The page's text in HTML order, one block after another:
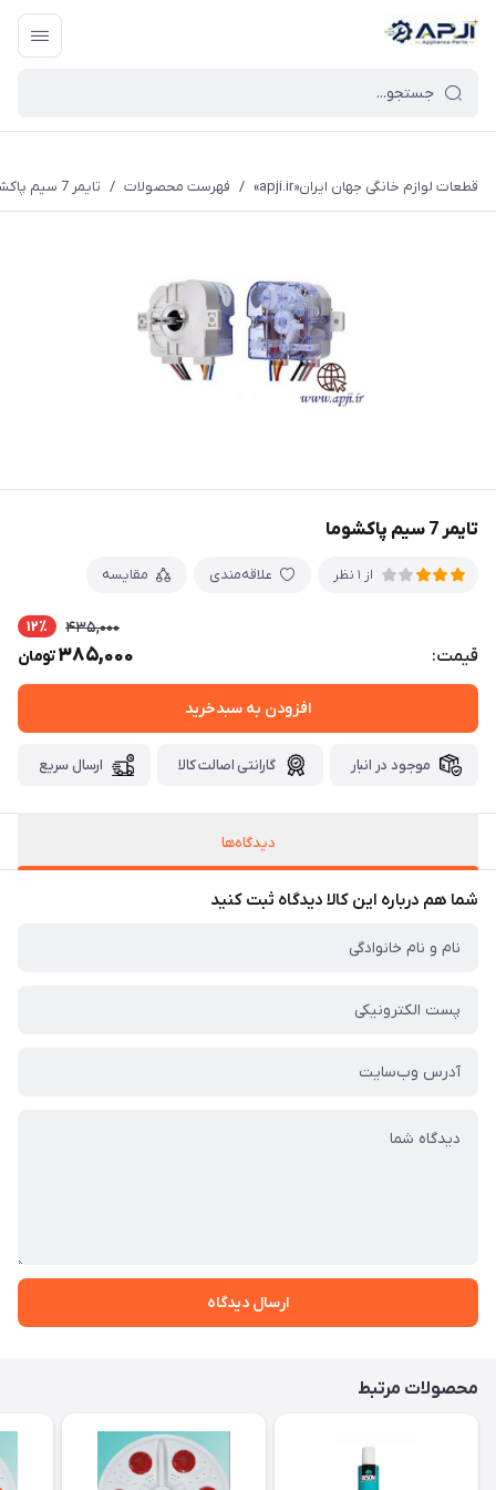
قطعات یدکی و جانبی لوازم خانگی جهان ایران
قطعات لوازم خانگی جهان ایران«apji.ir» / فهرست محصولات / تایمر 7 سیم پاکشوما
تایمر 7 سیم پاکشوما
از 1 نظر علاقه‌مندی مقایسه
قیمت:
435,000 12٪
385,000تومان
افزودن به سبدخرید
موجود در انبار گارانتی اصالت کالا ارسال سریع
دیدگاه‌ها
شما هم درباره این کالا دیدگاه ثبت کنید
ارسال دیدگاه
محصولات مرتبط